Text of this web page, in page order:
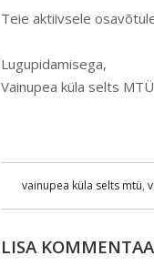
Teie aktiivsele
Lugupidamisega,
Vainupea küla selts
vainupea küla selts mtü,
LISA